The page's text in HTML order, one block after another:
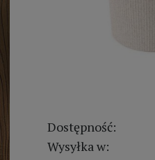
Dostępność:
Wysyłka w: